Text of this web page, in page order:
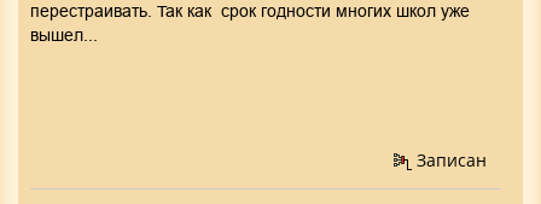
перестраивать. Так как срок годности многих школ уже
вышел...
Записан